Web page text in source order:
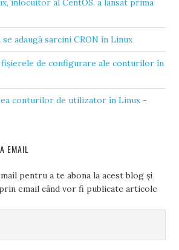
înlocuitor al CentOS, a lansat prima
se adaugă sarcini CRON în Linux
fișierele de configurare ale conturilor în
conturilor de utilizator în Linux -
EMAIL
pentru a te abona la acest blog și
email când vor fi publicate articole